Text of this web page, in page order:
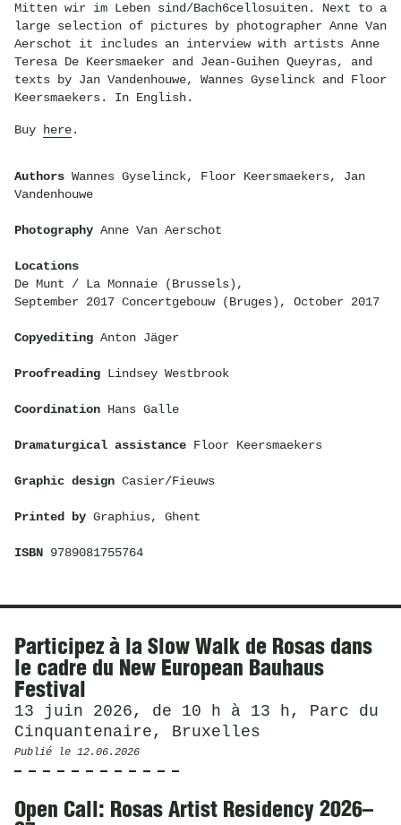
Mitten wir im Leben sind/Bach6cellosuiten. Next to a
large selection of pictures by photographer Anne Van
Aerschot it includes an interview with artists Anne
Teresa De Keersmaeker and Jean-Guihen Queyras, and
texts by Jan Vandenhouwe, Wannes Gyselinck and Floor
Keersmaekers. In English.
Buy here.
AuthorsWannes Gyselinck, Floor Keersmaekers, Jan
Vandenhouwe
PhotographyAnne Van Aerschot
Locations
De Munt / La Monnaie (Brussels),
September 2017 Concertgebouw (Bruges), October 2017
CopyeditingAnton Jäger
ProofreadingLindsey Westbrook
CoordinationHans Galle
Dramaturgical assistanceFloor Keersmaekers
Graphic designCasier/Fieuws
Printed byGraphius, Ghent
ISBN 9789081755764
Actualités
Participez à la Slow Walk de Rosas dans
le cadre du New European Bauhaus
Festival
13 juin 2026, de 10 h à 13 h, Parc du
Cinquantenaire, Bruxelles
Publié le 12.06.2026
Open Call: Rosas Artist Residency 2026–